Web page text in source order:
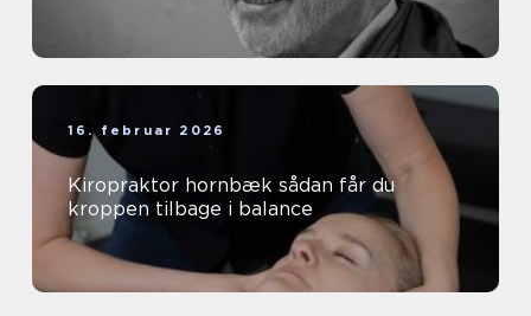
16. februar 2026
Kiropraktor hornbæk sådan får du
kroppen tilbage i balance